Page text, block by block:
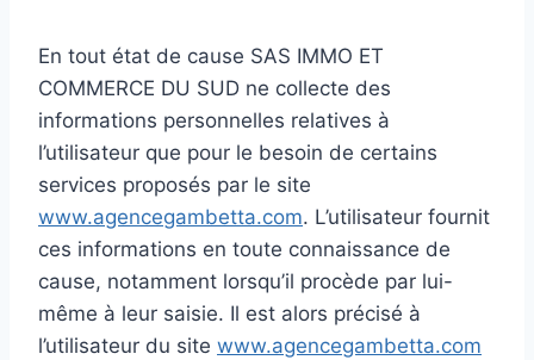
En tout état de cause SAS IMMO ET
COMMERCE DU SUD ne collecte des
informations personnelles relatives à
l’utilisateur que pour le besoin de certains
services proposés par le site
www.agencegambetta.com. L’utilisateur fournit
ces informations en toute connaissance de
cause, notamment lorsqu’il procède par lui-
même à leur saisie. Il est alors précisé à
l’utilisateur du site www.agencegambetta.com